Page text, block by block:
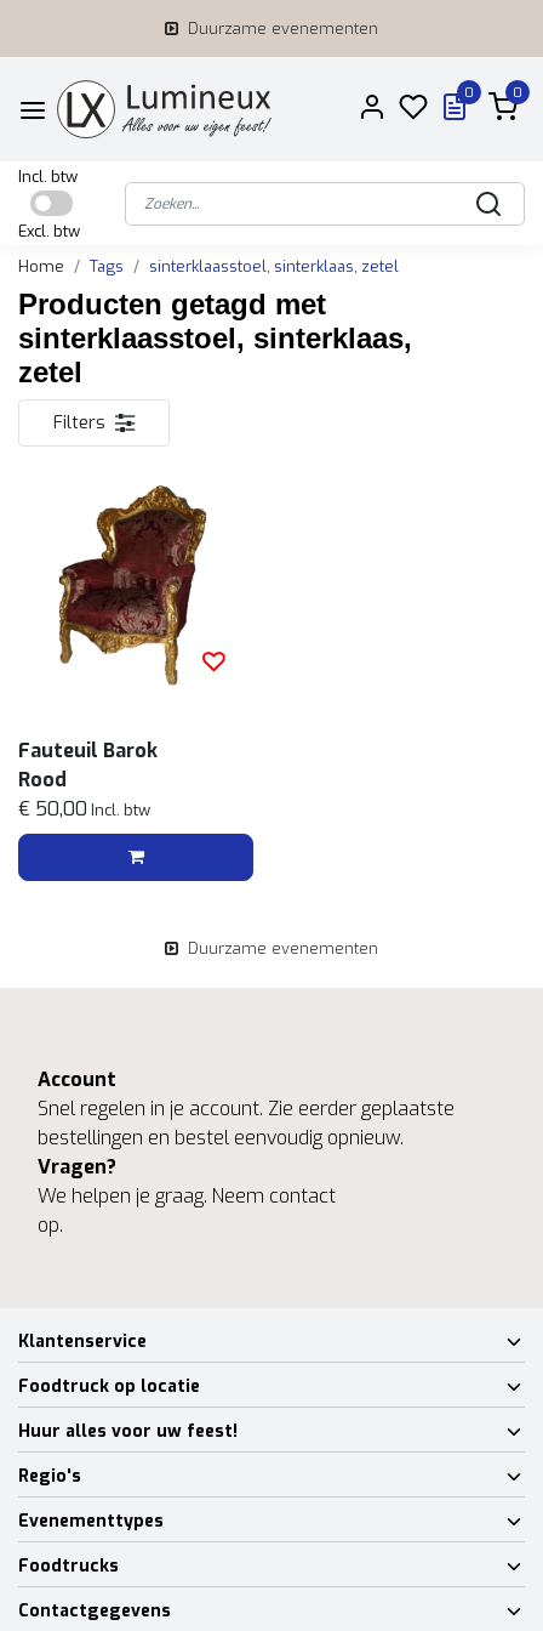
Duurzame evenementen
0 0
Incl. btw
Excl. btw
Home
Tags sinterklaasstoel, sinterklaas, zetel
Producten getagd met
sinterklaasstoel, sinterklaas,
zetel
Filters
Fauteuil Barok
Rood
€ 50,00 Incl. btw
Duurzame evenementen
Account
Snel regelen in je account. Zie eerder geplaatste
bestellingen en bestel eenvoudig opnieuw.
Vragen?
We helpen je graag. Neem contact
op.
Klantenservice
Foodtruck op locatie
Huur alles voor uw feest!
Regio's
Evenementtypes
Foodtrucks
Contactgegevens